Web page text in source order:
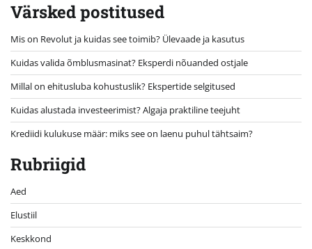
Värsked postitused
Mis on Revolut ja kuidas see toimib? Ülevaade ja kasutus
Kuidas valida õmblusmasinat? Eksperdi nõuanded ostjale
Millal on ehitusluba kohustuslik? Ekspertide selgitused
Kuidas alustada investeerimist? Algaja praktiline teejuht
Krediidi kulukuse määr: miks see on laenu puhul tähtsaim?
Rubriigid
Aed
Elustiil
Keskkond